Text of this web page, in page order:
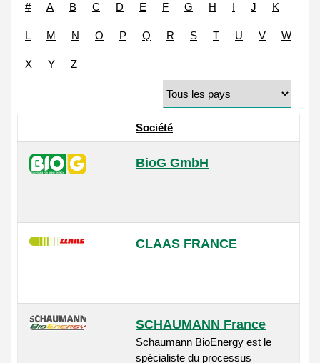
# A B C D E F G H I J K
L M N O P Q R S T U V W
X Y Z
Société
BioG GmbH
CLAAS FRANCE
SCHAUMANN France
Schaumann BioEnergy est le
spécialiste du processus